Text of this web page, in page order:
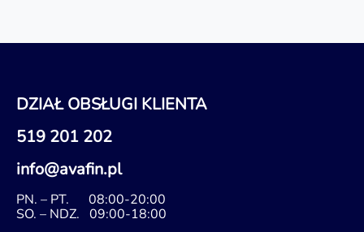
DZIAŁ OBSŁUGI KLIENTA
519 201 202
info@avafin.pl
PN. – PT. 08:00-20:00
SO. – NDZ. 09:00-18:00